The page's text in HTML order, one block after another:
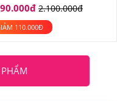
đ 2.100.000đ
110.000Đ